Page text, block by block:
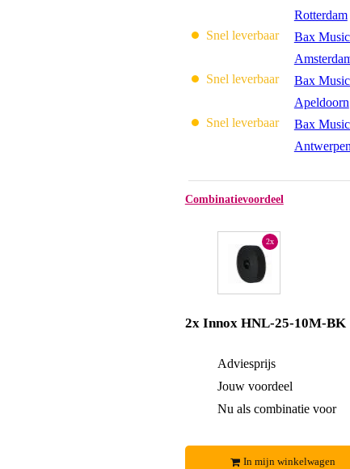
Rotterdam
Snel leverbaar
Bax
Snel leverbaar
Bax
Apeldoorn
Snel leverbaar
Bax
Antwerpen
Combinatievoordeel
2x
2x Innox HNL-25-10M-BK
Adviesprijs
Jouw voordeel
Nu als combinatie voor
In mijn winkelwagen